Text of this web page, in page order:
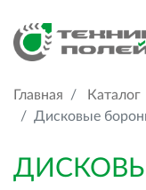
Главная Каталог
Дисковые